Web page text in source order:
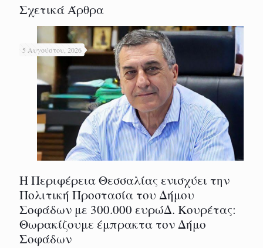
Σχετικά Άρθρα
5 Αυγούστου, 2026
Η Περιφέρεια Θεσσαλίας ενισχύει την
Πολιτική Προστασία του Δήμου
Σοφάδων με 300.000 ευρώΔ. Κουρέτας:
Θωρακίζουμε έμπρακτα τον Δήμο
Σοφάδων